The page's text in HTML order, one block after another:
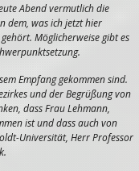
Abend vermutlich die
dem, was ich jetzt hier
Möglicherweise gibt es
Empfang gekommen sind.
und der Begrüßung von
dass Frau Lehmann,
ist und dass auch von
Universität, Herr Professor